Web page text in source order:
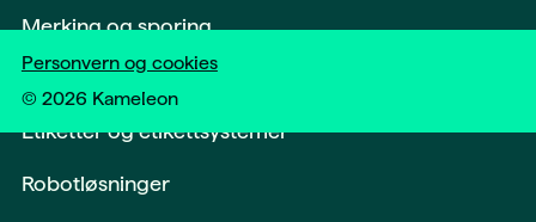
Merking og sporing
Softwareløsninger og digitalisering
Etiketter og etikettsystemer
Robotløsninger
© 2026 Kameleon
Personvern og cookies